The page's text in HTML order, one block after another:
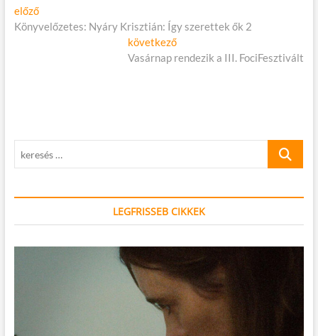
Bejegyzés
navigáció
előzőElőző
cikk:
Könyvelőzetes: Nyáry Krisztián: Így szerettek ők 2
következőKövetkező
cikk:
Vasárnap rendezik a III. FociFesztivált
keresés
LEGFRISSEB CIKKEK